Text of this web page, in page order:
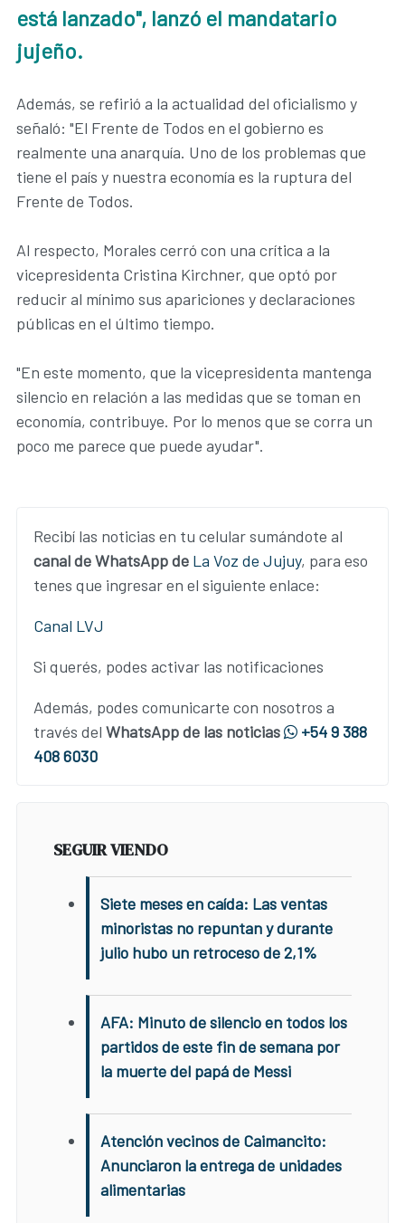
está lanzado", lanzó el mandatario
jujeño.
Además, se refirió a la actualidad del oficialismo y
señaló: "El Frente de Todos en el gobierno es
realmente una anarquía. Uno de los problemas que
tiene el país y nuestra economía es la ruptura del
Frente de Todos.
Al respecto, Morales cerró con una crítica a la
vicepresidenta Cristina Kirchner, que optó por
reducir al mínimo sus apariciones y declaraciones
públicas en el último tiempo.
"En este momento, que la vicepresidenta mantenga
silencio en relación a las medidas que se toman en
economía, contribuye. Por lo menos que se corra un
poco me parece que puede ayudar".
Recibí las noticias en tu celular sumándote al
canal de WhatsApp de La Voz de Jujuy, para eso
tenes que ingresar en el siguiente enlace:
Canal LVJ
Si querés, podes activar las notificaciones
Además, podes comunicarte con nosotros a
través del WhatsApp de las noticias
+54 9 388
408 6030
SEGUIR VIENDO
Siete meses en caída: Las ventas
minoristas no repuntan y durante
julio hubo un retroceso de 2,1%
AFA: Minuto de silencio en todos los
partidos de este fin de semana por
la muerte del papá de Messi
Atención vecinos de Caimancito:
Anunciaron la entrega de unidades
alimentarias